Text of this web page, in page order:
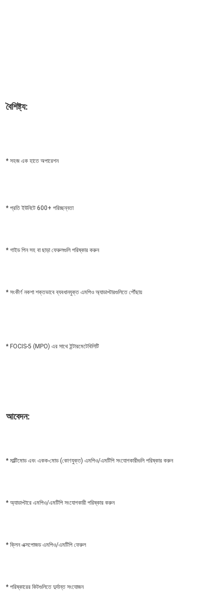
বৈশিষ্ট্য:
* সহজ এক হাতে অপারেশন
* প্রতি ইউনিটে 600+ পরিচ্ছন্নতা
* গাইড পিন সহ বা ছাড়া ফেরুলগুলি পরিষ্কার করুন
* সংকীর্ণ নকশা শক্তভাবে ব্যবধানযুক্ত এমপিও অ্যাডাপ্টারগুলিতে পৌঁছায়
* FOCIS-5 (MPO) এর সাথে ইন্টারমেটেবিলিটি
আবেদন:
* মাল্টিমোড এবং একক-মোড (কোণযুক্ত) এমপিও/এমটিপি সংযোগকারীগুলি পরিষ্কার করুন
* অ্যাডাপ্টারে এমপিও/এমটিপি সংযোগকারী পরিষ্কার করুন
* ক্লিন এক্সপোজড এমপিও/এমটিপি ফেরুল
* পরিষ্কারের কিটগুলিতে দুর্দান্ত সংযোজন